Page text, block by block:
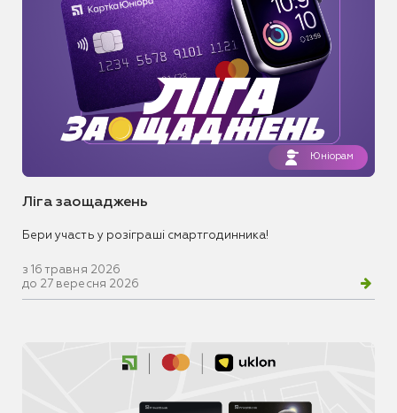
Юніорам
Ліга заощаджень
Бери участь у розіграші смартгодинника!
з 16 травня 2026
до 27 вересня 2026